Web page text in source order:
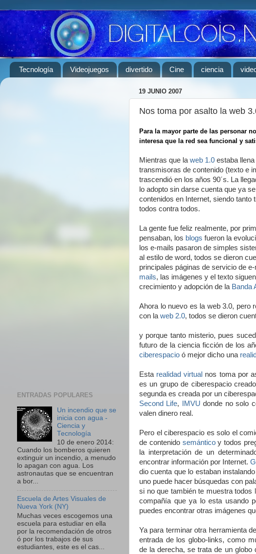
Tecnología Videojuegos divertido Cine ciencia
19 JUNIO 2007
Nos toma por asalto la web
Para la mayor parte de las personar
interesa que la red sea funcional y
Mientras que la web 1.0 estaba
transmisoras de contenido (texto e
trascendió en los años 90´s. La
lo adopto sin darse cuenta que ya
contenidos en Internet, siendo
todos contra todos.
La gente fue feliz realmente, por
pensaban, los blogs fueron la
los e-mails pasaron de simples
al estilo de word, todos se dieron
principales páginas de servicio de
mails, las imágenes y el texto
crecimiento y adopción de la Banda
Ahora lo nuevo es la web 3.0, pero
con la web 2.0, todos se dieron
y porque tanto misterio, pues
futuro de la ciencia ficción de los
ciberespacio ó mejor dicho una
Esta realidad virtual nos toma por
es un grupo de ciberespacio
segunda es creada por un
Second Life, IMVU donde no solo
valen dinero real.
Pero el ciberespacio es solo el
de contenido semánticoy todos
la interpretación de un
encontrar información por Internet.
dio cuenta que lo estaban
uno puede hacer búsquedas con
si no que también te muestra
compañía que ya lo esta usando
puedes encontrar otras imágenes
Ya para terminar otra herramienta
entrada de los globo-links, como
de la derecha, se trata de un globo
ENTRADAS POPULARES
Un incendio que se
inicia con agua -
Ciencia y
Tecnología
10 de enero 2014:
Cuando los bomberos quieren
extinguir un incendio, a menudo
lo apagan con agua. Los
astronautas que se encuentran
a bor...
Escuela de Artes Visuales de
Nueva York (NY)
Muchas veces escogemos una
escuela para estudiar en ella
por la recomendación de otros
ó por los trabajos de sus
estudiantes, este es el cas...